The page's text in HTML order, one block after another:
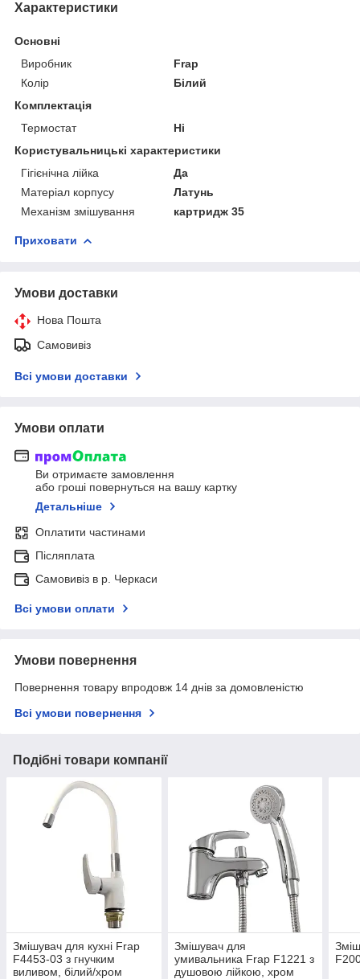
Характеристики
Основні
Виробник
Frap
Колір
Білий
Комплектація
Термостат
Ні
Користувальницькі характеристики
Гігієнічна лійка
Да
Матеріал корпусу
Латунь
Механізм змішування
картридж 35
Приховати
Умови доставки
Нова Пошта
Самовивіз
Всі умови доставки
Умови оплати
Ви отримаєте замовлення
або гроші повернуться на вашу картку
Детальніше
Оплатити частинами
Післяплата
Самовивіз в р. Черкаси
Всі умови оплати
Умови повернення
Повернення товару впродовж 14 днів за домовленістю
Всі умови повернення
Подібні товари компанії
Змішувач для кухні Frap
F4453-03 з гнучким
виливом, білий/хром
Змішувач для
умивальника Frap F1221 з
душовою лійкою, хром